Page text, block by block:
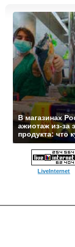
В магазинах
ажиотаж из-за
продукта: что
LiveInternet